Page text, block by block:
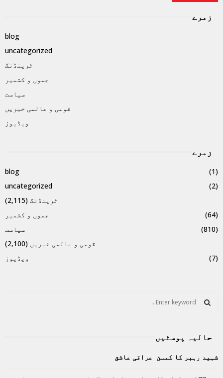
زمرے
blog
uncategorized
ٹرینڈنگ
جموں و کشمیر
سیاست
قومی و عالمی خبریں
ویڈیوز
زمرے
blog
(1)
uncategorized
(2)
ٹرینڈنگ (2,115)
جموں و کشمیر
(64)
سیاست
(810)
قومی و عالمی خبریں (2,100)
ویڈیوز
(7)
f
E
A
حالیہ پوسٹیں
شہید رہبر کا کمسن عراقی عاشق